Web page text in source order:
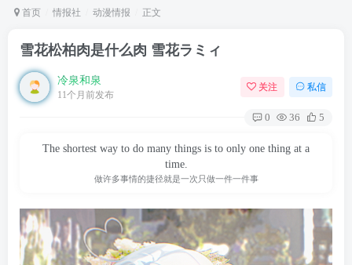
首页 情报社 动漫情报 正文
雪花松柏肉是什么肉 雪花ラミィ
冷泉和泉
11个月前发布
关注 私信
0 36 5
The shortest way to do many things is to only one thing at a
time.
做许多事情的捷径就是一次只做一件一件事